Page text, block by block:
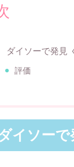
ダイソーで発見
評価
イソー